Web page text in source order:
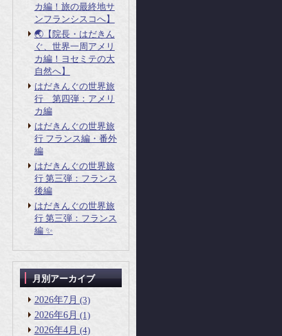
カ編！旅の最終地サ
ンフランシスコへ】
🌏【院長・はだきん
ぐ、世界一周アメリ
カ編！ヨセミテの大
自然へ】
はだきんぐの世界旅
行 第四弾：アメリ
カ編
はだきんぐの世界旅
行 フランス編・番外
編
はだきんぐの世界旅
行 第三弾：フランス
後編
はだきんぐの世界旅
行 第三弾：フランス
編 ✨
月別アーカイブ
2026年7月 (3)
2026年6月 (1)
2026年4月 (4)